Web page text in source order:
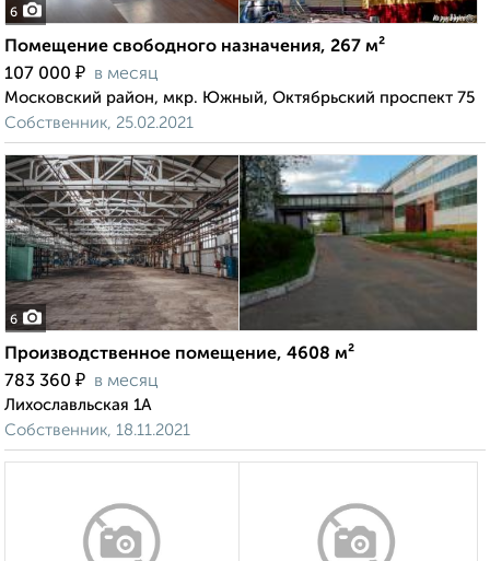
6
Помещение свободного назначения, 267 м²
107 000 ₽ в месяц
Московский район, мкр. Южный, Октябрьский проспект 75
Собственник, 25.02.2021
6
Производственное помещение, 4608 м²
783 360 ₽ в месяц
Лихославльская 1А
Собственник, 18.11.2021